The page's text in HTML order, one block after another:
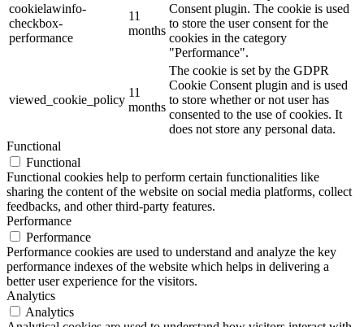
cookielawinfo-
checkbox-
performance
11
months
Consent plugin. The cookie is used
to store the user consent for the
cookies in the category
"Performance".
viewed_cookie_policy
11
months
The cookie is set by the GDPR
Cookie Consent plugin and is used
to store whether or not user has
consented to the use of cookies. It
does not store any personal data.
Functional
Functional
Functional cookies help to perform certain functionalities like
sharing the content of the website on social media platforms, collect
feedbacks, and other third-party features.
Performance
Performance
Performance cookies are used to understand and analyze the key
performance indexes of the website which helps in delivering a
better user experience for the visitors.
Analytics
Analytics